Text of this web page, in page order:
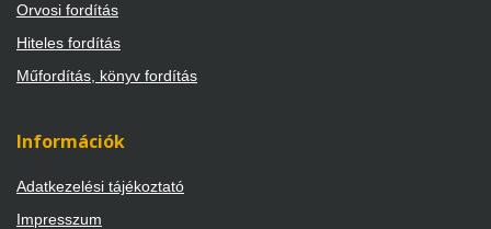
Orvosi fordítás
Hiteles fordítás
Műfordítás, könyv fordítás
Információk
Adatkezelési tájékoztató
Impresszum